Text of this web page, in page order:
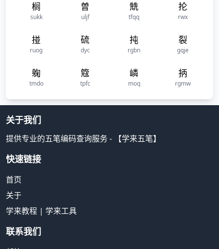
榈
sukk
曽
uljf
兟
tfqq
抡
rwx
掽
ruog
硫
dyc
扽
rgbn
裂
gqje
躹
tmdo
簆
tpfc
嶙
moq
抦
rgmw
关于我们
提供专业的五笔编码查询服务 - 【学来五笔】
快速链接
首页
关于
学来教程 | 学来工具
联系我们